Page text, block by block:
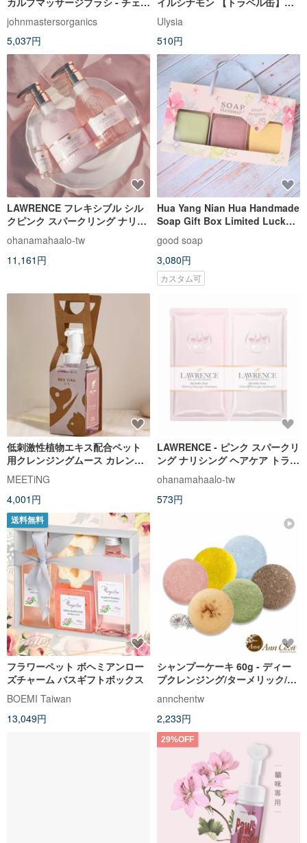
ーブロッサム
johnmastersorganics
5,037円
カルプコンディショニングシャ
ンプー ローズエッセンシャルオ
イル 40ml
Ulysia
510円
LAWRENCE フレキシブル シル
クピンク スパークリング ナリッ
シング コンディショニング ヘア
セット (2024 桜限定版)
ohanamahaalo-tw
11,161円
Hua Yang Nian Hua Handmade
Soap Gift Box Limited Lucky
Bag 1 set of 3 shampoo soap
bath soap exchange gifts
good soap
3,080円
カスタム可
低刺激性植物エキス配合ペット
用クレンジングムース カレンデ
ュラ うるおいツヤタイプ 500ml
犬・猫全年齢対応
MEETiNG
4,001円
LAWRENCE - ピンク スパークリ
ング ナリシング ヘアケア トライ
アル パック 10ml
ohanamahaalo-tw
573円
送料無料
フラワーペット ボヘミアンロー
ズチャーム バスギフトボックス
BOEMI Taiwan
13,049円
シャンプーケーキ 60g - ディー
プクレンジング/ターメリック/イ
ンディゴ/タデ/カレンデュラ - 固
形シャンプー
annchentw
2,233円
29%OFF